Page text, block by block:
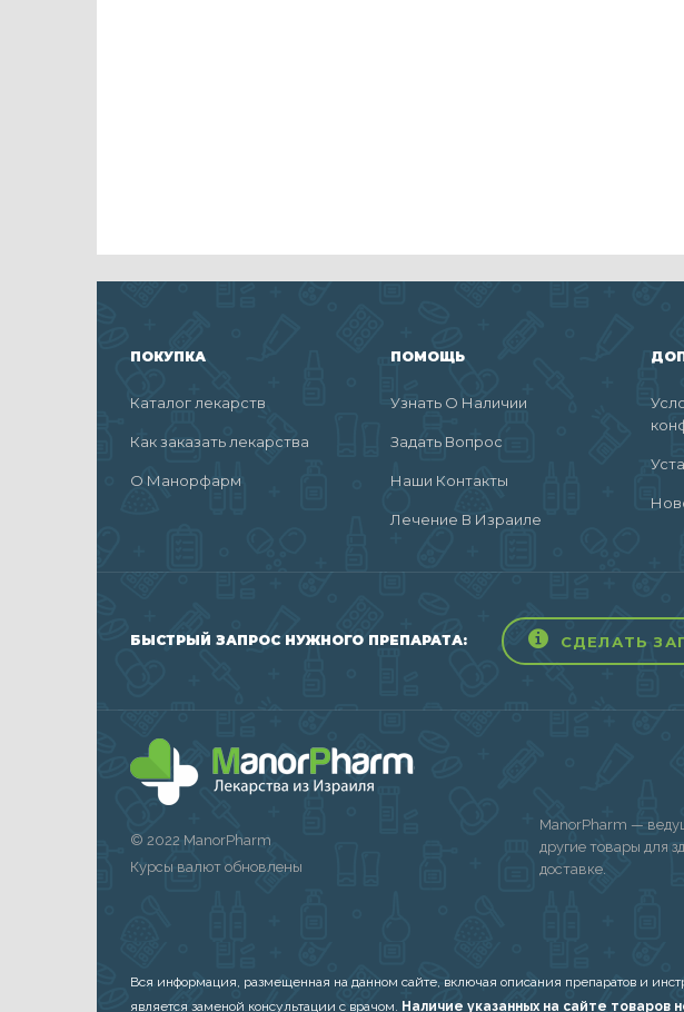
ПОКУПКА
Каталог лекарств
Как заказать лекарства
О Манорфарм
ПОМОЩЬ
Узнать О Наличии
Задать Вопрос
Наши Контакты
Лечение В Израиле
БЫСТРЫЙ ЗАПРОС НУЖНОГО ПРЕПАРАТА: СДЕЛАТЬ
© 2022 ManorPharm
Курсы валют обновлены
ManorPharm —
другие товары для
доставке.
Вся информация, размещенная на данном сайте, включая описания препаратов и
является заменой консультации с врачом. Наличие указанных на сайте товаров